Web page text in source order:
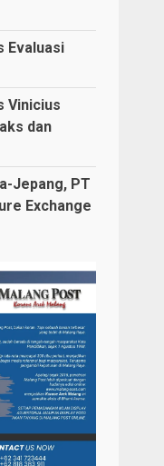
Evaluasi
Vinicius
dan
Jepang, PT
Exchange